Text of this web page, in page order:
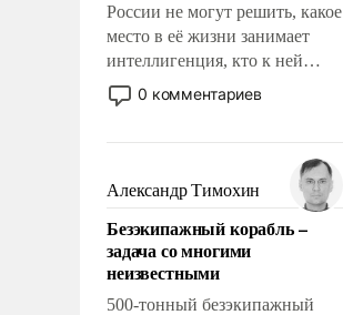
России не могут решить, какое
место в её жизни занимает
интеллигенция, кто к ней
принадлежит, а кого из неё
исключили с правом
чем она отличается от просто
образованных людей. Иногда
казалось, что эти вопросы
решены раз и навсегда, но –
нет, не решены.
0 комментариев
Александр Тимохин
Безэкипажный корабль –
задача со многими
неизвестными
500-тонный безэкипажный